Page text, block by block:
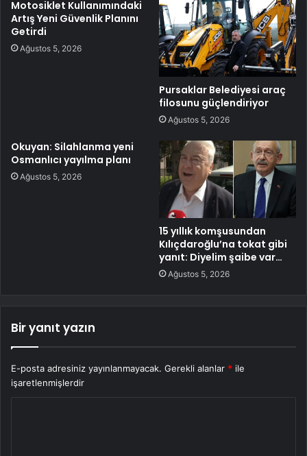
Motosiklet Kullanımındaki
Artış Yeni Güvenlik Planını
Getirdi
Ağustos 5, 2026
Pursaklar Belediyesi araç
filosunu güçlendiriyor
Ağustos 5, 2026
Okuyan: Silahlanma yeni
Osmanlıcı yayılma planı
Ağustos 5, 2026
15 yıllık komşusundan
Kılıçdaroğlu’na tokat gibi
yanıt: Diyelim şaibe var…
Ağustos 5, 2026
Bir yanıt yazın
E-posta adresiniz yayınlanmayacak. Gerekli alanlar * ile
işaretlenmişlerdir